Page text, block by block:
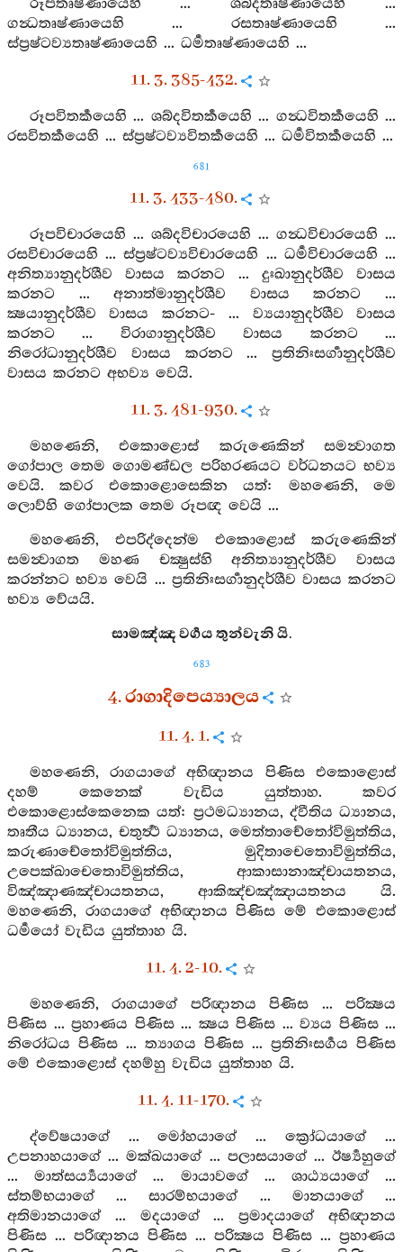
රූපතෘෂ්ණායෙහි ... ශබ්දතෘෂ්ණායෙහි ...
ගන්‍ධතෘෂ්ණායෙහි ... රසතෘෂ්ණායෙහි ...
ස්ප්‍රෂ්ටව්‍යතෘෂ්ණායෙහි ... ධර්‍මතෘෂ්ණායෙහි ...
11. 3. 385-432.
රූපවිතර්‍කයෙහි ... ශබ්දවිතර්‍කයෙහි ... ගන්‍ධවිතර්‍කයෙහි ...
රසවිතර්‍කයෙහි ... ස්ප්‍රෂ්ටව්‍යවිතර්‍කයෙහි ... ධර්‍මවිතර්‍කයෙහි ...
681
11. 3. 433-480.
රූපවිචාරයෙහි ... ශබ්දවිචාරයෙහි ... ගන්‍ධවිචාරයෙහි ...
රසවිචාරයෙහි ... ස්ප්‍රෂ්ටව්‍යවිචාරයෙහි ... ධර්‍මවිචාරයෙහි ...
අනිත්‍යානුදර්ශීව වාසය කරනට ... දුඃඛානුදර්ශීව වාසය
කරනට ... අනාත්මානුදර්ශීව වාසය කරනට ...
ක්‍ෂයානුදර්ශීව වාසය කරනට- ... ව්‍යයානුදර්ශීව වාසය
කරනට ... විරාගානුදර්ශීව වාසය කරනට ...
නිරෝධානුදර්ශීව වාසය කරනට ... ප්‍රතිනිඃසර්‍ගානුදර්ශීව
වාසය කරනට අභව්‍ය වෙයි.
11. 3. 481-930.
මහණෙනි, එකොළොස් කරුණෙකින් සමන්‍වාගත
ගෝපාල තෙම ගොමණ්ඩල පරිහරණයට වර්ධනයට භව්‍ය
වෙයි. කවර එකොළොසෙකින යත්: මහණෙනි, මෙ
ලොව්හි ගෝපාලක තෙම රූපඥ වෙයි ...
මහණෙනි, එපරිද්දෙන්ම එකොළොස් කරුණෙකින්
සමන්‍වාගත මහණ චක්‍ෂුස්හි අනිත්‍යානුදර්ශීව වාසය
කරන්නට භව්‍ය වෙයි ... ප්‍රතිනිඃසර්‍ගානුදර්ශීව වාසය කරනට
භව්‍ය වේයයි.
සාමඤ්ඤ වර්‍ගය තුන්වැනි යි.
683
4. රාගාදිපෙය්‍යාලය
11. 4. 1.
මහණෙනි, රාගයාගේ අභිඥානය පිණිස එකොළොස්
දහම් කෙනෙක් වැඩිය යුත්තාහ. කවර
එකොළොස්කෙනෙක යත්: ප්‍රථමධ්‍යානය, ද්වීතිය ධ්‍යානය,
තෘතීය ධ්‍යානය, චතුර්‍ත්‍ථ ධ්‍යානය, මෙත්තාචේතෝවිමුත්තිය,
කරුණාචේතෝවිමුත්තිය, මුදිතාචෙතොවිමුත්තිය,
උපෙක්ඛාචෙතොවිමුත්තිය, ආකාසානාඤ්චායතනය,
විඤ්ඤාණඤ්චායතනය, ආකිඤ්චඤ්ඤායතනය යි.
මහණෙනි, රාගයාගේ අභිඥානය පිණිස මේ එකොළොස්
ධර්‍මයෝ වැඩිය යුත්තාහ යි.
11. 4. 2-10.
මහණෙනි, රාගයාගේ පරිඥානය පිණිස ... පරික්‍ෂය
පිණිස ... ප්‍රහාණය පිණිස ... ක්‍ෂය පිණිස ... ව්‍යය පිණිස ...
නිරෝධය පිණිස ... ත්‍යාගය පිණිස ... ප්‍රතිනිඃසර්‍ගය පිණිස
මේ එකොළොස් දහම්හු වැඩිය යුත්තාහ යි.
11. 4. 11-170.
ද්වේෂයාගේ ... මෝහයාගේ ... ක්‍රෝධයාගේ ...
උපනාහයාගේ ... මක්ඛයාගේ ... පලාසයාගේ ... ඊර්‍ෂ්‍යහුගේ
... මාත්සර්‍ය්‍යයාගේ ... මායාවගේ ... ශාඨ්‍යයාගේ ...
ස්තම්භයාගේ ... සාරම්භයාගේ ... මානයාගේ ...
අතිමානයාගේ ... මදයාගේ ... ප්‍රමාදයාගේ අභිඥානය
පිණිස ... පරිඥානය පිණිස ... පරික්‍ෂය පිණිස ... ප්‍රහාණය